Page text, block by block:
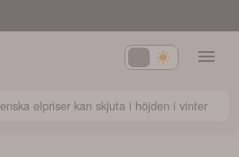
elpriser kan skjuta i höjden i vinter